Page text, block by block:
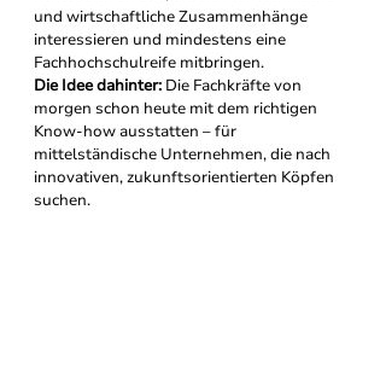
und wirtschaftliche Zusammenhänge
interessieren und mindestens eine
Fachhochschulreife mitbringen.
Die Idee dahinter: Die Fachkräfte von
morgen schon heute mit dem richtigen
Know-how ausstatten – für
mittelständische Unternehmen, die nach
innovativen, zukunftsorientierten Köpfen
suchen.